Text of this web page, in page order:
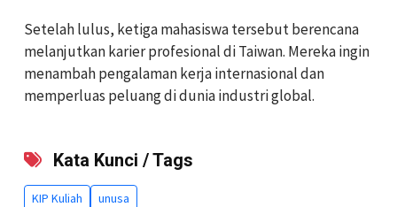
Setelah lulus, ketiga mahasiswa tersebut berencana
melanjutkan karier profesional di Taiwan. Mereka ingin
menambah pengalaman kerja internasional dan
memperluas peluang di dunia industri global.
Kata Kunci / Tags
KIP Kuliah unusa